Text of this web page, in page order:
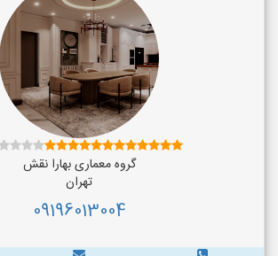
گروه معماری بهارا نقش
تهران
09196013004